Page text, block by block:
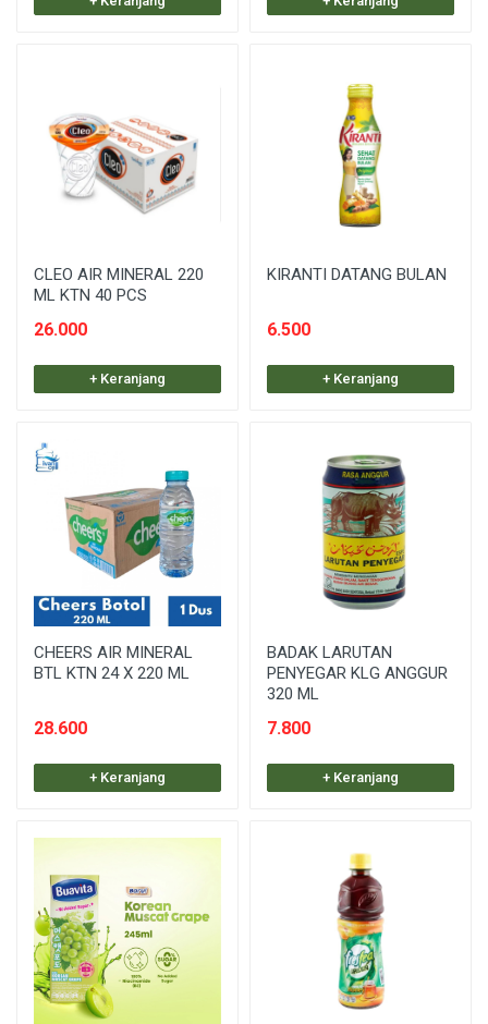
CLEO AIR MINERAL 220
ML KTN 40 PCS
26.000
+ Keranjang
KIRANTI DATANG BULAN
6.500
+ Keranjang
CHEERS AIR MINERAL
BTL KTN 24 X 220 ML
28.600
+ Keranjang
BADAK LARUTAN
PENYEGAR KLG ANGGUR
320 ML
7.800
+ Keranjang